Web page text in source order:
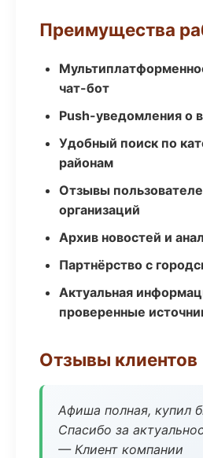
Преимущества
чат-бот
Push-уведомления о
Удобный поиск по
районам
Отзывы
организаций
Архив новостей и
Партнёрство с
Актуальная
проверенные
Отзывы клиентов
Афиша полная, купил
Спасибо за
— Клиент компании